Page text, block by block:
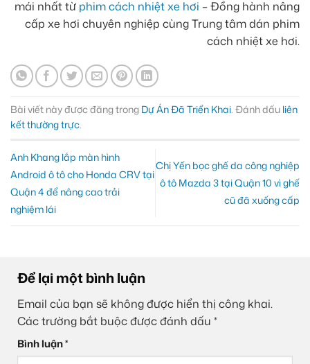
mái nhất từ phim cách nhiệt xe hơi – Đồng hành nâng
cấp xe hơi chuyên nghiệp cùng Trung tâm dán phim
cách nhiệt xe hơi.
Bài viết này được đăng trong Dự Án Đã Triển Khai. Đánh dấu liên
kết thường trực.
Anh Khang lắp màn hình
Android ô tô cho Honda CRV tại
Quận 4 để nâng cao trải
nghiệm lái
Chị Yến bọc ghế da công nghiệp
ô tô Mazda 3 tại Quận 10 vì ghế
cũ đã xuống cấp
Để lại một bình luận
Email của bạn sẽ không được hiển thị công khai.
Các trường bắt buộc được đánh dấu *
Bình luận*